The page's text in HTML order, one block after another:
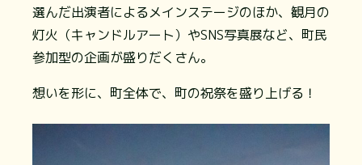
選んだ出演者によるメインステージのほか、観月の
灯火（キャンドルアート）やSNS写真展など、町民
参加型の企画が盛りだくさん。
想いを形に、町全体で、町の祝祭を盛り上げる！